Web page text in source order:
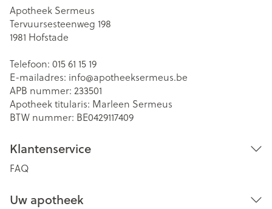
Apotheek Sermeus
Tervuursesteenweg 198
1981 Hofstade
Telefoon: 015 61 15 19
E-mailadres: info@apotheeksermeus.be
APB nummer: 233501
Apotheek titularis: Marleen Sermeus
BTW nummer: BE0429117409
Klantenservice
FAQ
Uw apotheek